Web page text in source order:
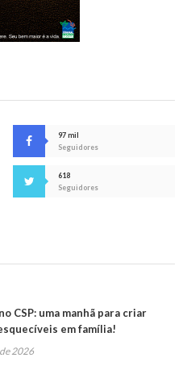
97 mil
Seguidores
618
Seguidores
CSP: uma manhã para criar
em família!
2026